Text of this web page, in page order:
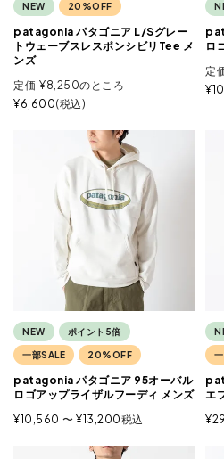
NEW 20%OFF
patagonia パタゴニア L/Sグレー
トウェーブスレスポンシビリTee メ
ンズ
定価 ¥8,250のところ
¥6,600 税込
ロ
定
¥
NEW ポイント5倍
一部SALE 20%OFF
patagonia パタゴニア 95オーバル
ロゴアップライザルフーディ メンズ
¥10,560 〜 ¥13,200税込
エ
¥